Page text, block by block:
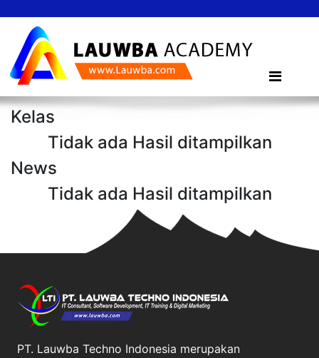
Kelas
Tidak ada Hasil ditampilkan
News
Tidak ada Hasil ditampilkan
PT. Lauwba Techno Indonesia merupakan